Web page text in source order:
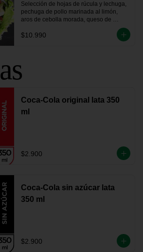
Selección de hojas de rúcula y lechuga,
pechuga de pollo marinada al limón,
aros de cebolla morada, queso de
cherry.
$10.990
Coca-Cola original lata 350
ml
$2.900
Coca-Cola sin azúcar lata
350 ml
$2.900